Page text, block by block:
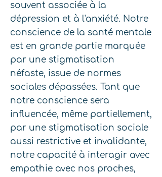
souvent associée à la
dépression et à l'anxiété. Notre
conscience de la santé mentale
est en grande partie marquée
par une stigmatisation
néfaste, issue de normes
sociales dépassées. Tant que
notre conscience sera
influencée, même partiellement,
par une stigmatisation sociale
aussi restrictive et invalidante,
notre capacité à interagir avec
empathie avec nos proches,